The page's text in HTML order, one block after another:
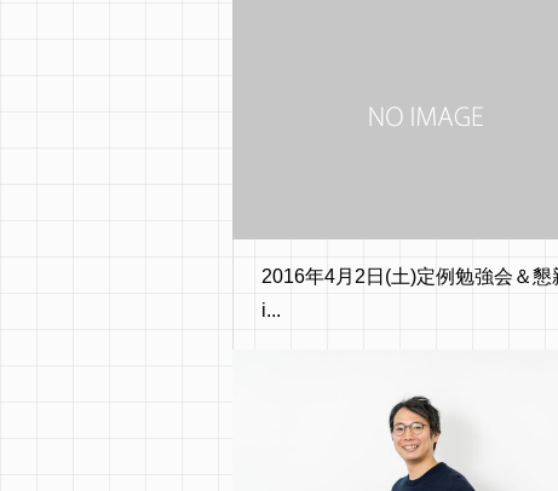
2016年4月2日(土)定例勉強会＆懇
i...